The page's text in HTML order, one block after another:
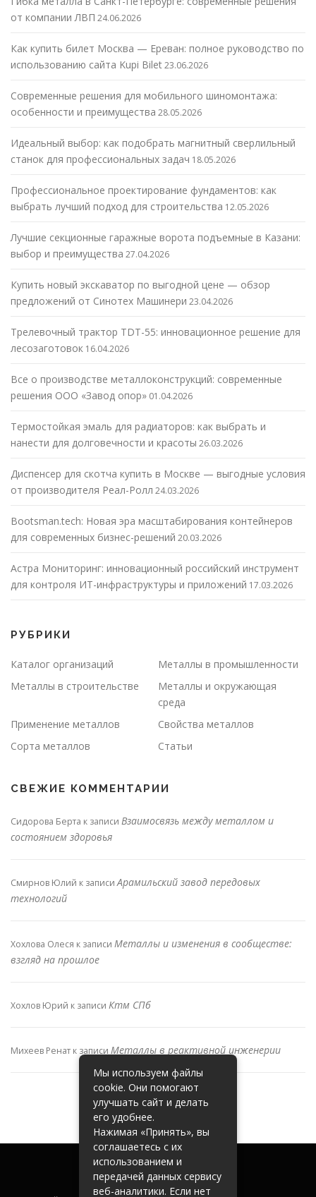
от компании ЛВП 24.06.2026
Как купить билет Москва — Ереван: полное руководство по
использованию сайта Kupi Bilet23.06.2026
Современные решения для мобильного шиномонтажа:
особенности и преимущества 28.05.2026
Идеальный выбор: как подобрать магнитный сверлильный
станок для профессиональных задач 18.05.2026
Профессиональное проектирование фундаментов: как
выбрать лучший подход для строительства 12.05.2026
Лучшие секционные гаражные ворота подъемные в Казани:
выбор и преимущества 27.04.2026
Купить новый экскаватор по выгодной цене — обзор
предложений от Синотех Машинери 23.04.2026
Трелевочный трактор TDT-55: инновационное решение для
лесозаготовок 16.04.2026
Все о производстве металлоконструкций: современные
решения ООО «Завод опор» 01.04.2026
Термостойкая эмаль для радиаторов: как выбрать и
нанести для долговечности и красоты 26.03.2026
Диспенсер для скотча купить в Москве — выгодные условия
от производителя Реал-Ролл 24.03.2026
Bootsman.tech: Новая эра масштабирования контейнеров
для современных бизнес-решений 20.03.2026
Астра Мониторинг: инновационный российский инструмент
для контроля ИТ-инфраструктуры и приложений 17.03.2026
РУБРИКИ
Каталог организаций
Металлы в промышленности
Металлы в строительстве
Металлы и окружающая
среда
Применение металлов
Свойства металлов
Сорта металлов
Статьи
СВЕЖИЕ КОММЕНТАРИИ
Сидорова Берта к записи Взаимосвязь между металлом и
состоянием здоровья
Смирнов Юлий к записиАрамильский завод передовых
технологий
Хохлова Олеся к записи Металлы и изменения в сообществе:
взгляд на прошлое
Хохлов Юрий к записи Ктм СПб
Михеев Ренат к записи Металлы в реактивной инженерии
Мы используем файлы
cookie. Они помогают
улучшать сайт и делать
его удобнее.
Нажимая «Принять», вы
соглашаетесь с их
использованием и
передачей данных сервису
веб-аналитики. Если нет